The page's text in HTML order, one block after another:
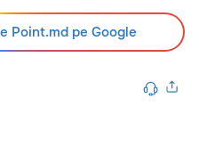
Point.md pe Google